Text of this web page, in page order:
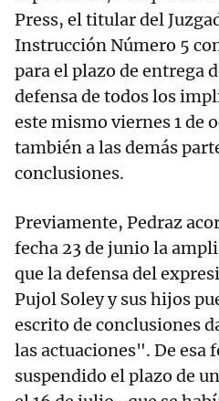
Press, el titular del
Instrucción Número 5
para el plazo de entrega
defensa de todos los
este mismo viernes 1 de
también a las demás
conclusiones.
Previamente, Pedraz
fecha 23 de junio la
que la defensa del
Pujol Soley y sus hijos
escrito de conclusiones
las actuaciones". De esa
suspendido el plazo de